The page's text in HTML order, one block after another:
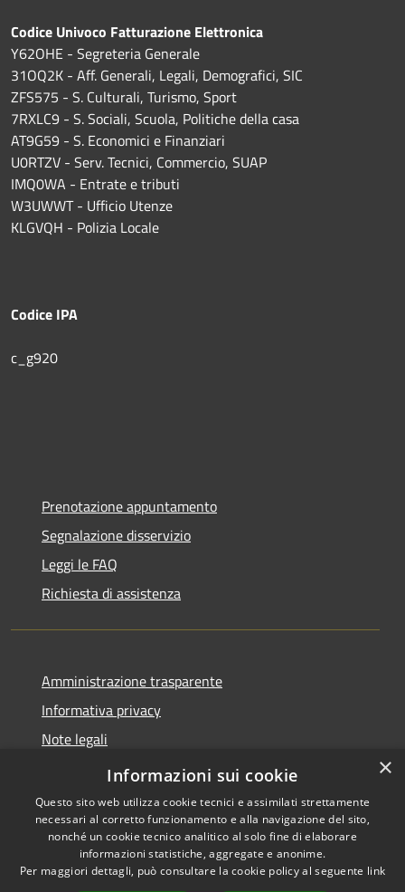
Codice Univoco Fatturazione Elettronica
Y62OHE - Segreteria Generale
31OQ2K - Aff. Generali, Legali, Demografici, SIC
ZFS575 - S. Culturali, Turismo, Sport
7RXLC9 - S. Sociali, Scuola, Politiche della casa
AT9G59 - S. Economici e Finanziari
U0RTZV - Serv. Tecnici, Commercio, SUAP
IMQ0WA - Entrate e tributi
W3UWWT - Ufficio Utenze
KLGVQH - Polizia Locale
Codice IPA
c_g920
Prenotazione appuntamento
Segnalazione disservizio
Leggi le FAQ
Richiesta di assistenza
Amministrazione trasparente
Informativa privacy
Note legali
Dichiarazione di accessibilità
Accessibilità
Copyright © 2026 • Comune di
Porto San Giorgio • Powered by
×
Informazioni sui cookie
Questo sito web utilizza cookie tecnici e assimilati strettamente
necessari al corretto funzionamento e alla navigazione del sito,
nonché un cookie tecnico analitico al solo fine di elaborare
informazioni statistiche, aggregate e anonime.
Per maggiori dettagli, può consultare la cookie policy al seguente link